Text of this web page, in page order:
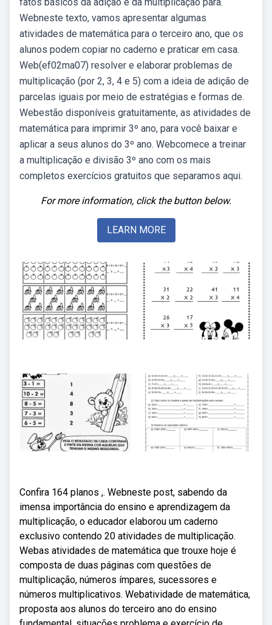
Webneste texto, vamos apresentar algumas
atividades de matemática para o terceiro ano, que os
alunos podem copiar no caderno e praticar em casa.
Web(ef02ma07) resolver e elaborar problemas de
multiplicação (por 2, 3, 4 e 5) com a ideia de adição de
parcelas iguais por meio de estratégias e formas de.
Webestão disponíveis gratuitamente, as atividades de
matemática para imprimir 3º ano, para você baixar e
aplicar a seus alunos do 3º ano. Webcomece a treinar
a multiplicação e divisão 3º ano com os mais
completos exercícios gratuitos que separamos aqui.
For more information, click the button below.
LEARN MORE
Confira 164 planos ,. Webneste post, sabendo da
imensa importância do ensino e aprendizagem da
multiplicação, o educador elaborou um caderno
exclusivo contendo 20 atividades de multiplicação.
Webas atividades de matemática que trouxe hoje é
composta de duas páginas com questões de
multiplicação, números ímpares, sucessores e
números multiplicativos. Webatividade de matemática,
proposta aos alunos do terceiro ano do ensino